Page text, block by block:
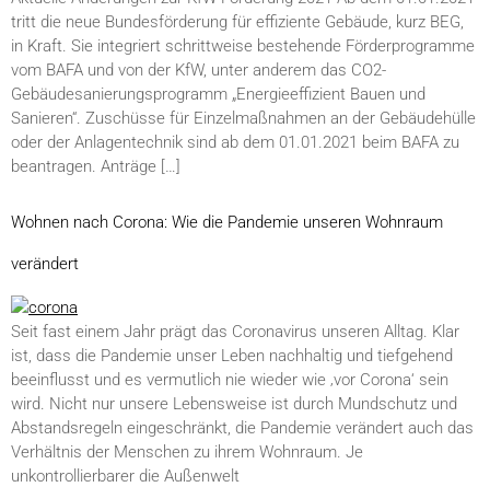
tritt die neue Bundesförderung für effiziente Gebäude, kurz BEG,
in Kraft. Sie integriert schrittweise bestehende Förderprogramme
vom BAFA und von der KfW, unter anderem das CO2-
Gebäudesanierungsprogramm „Energieeffizient Bauen und
Sanieren“. Zuschüsse für Einzelmaßnahmen an der Gebäudehülle
oder der Anlagentechnik sind ab dem 01.01.2021 beim BAFA zu
beantragen. Anträge […]
Wohnen nach Corona: Wie die Pandemie unseren Wohnraum
verändert
Seit fast einem Jahr prägt das Coronavirus unseren Alltag. Klar
ist, dass die Pandemie unser Leben nachhaltig und tiefgehend
beeinflusst und es vermutlich nie wieder wie ‚vor Corona‘ sein
wird. Nicht nur unsere Lebensweise ist durch Mundschutz und
Abstandsregeln eingeschränkt, die Pandemie verändert auch das
Verhältnis der Menschen zu ihrem Wohnraum. Je
unkontrollierbarer die Außenwelt